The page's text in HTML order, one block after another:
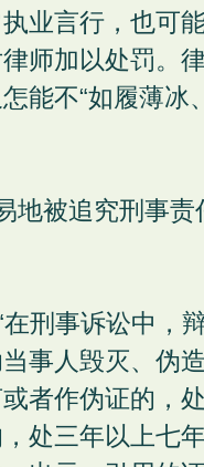
业言行，也可
师加以处罚。
能不“如履薄冰
地被追究刑事
刑事诉讼中，
事人毁灭、伪
者作伪证的，
处三年以上七